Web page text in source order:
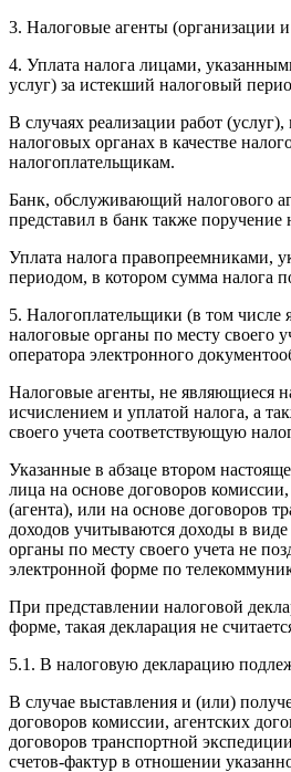
3. Налоговые агенты (организации
4. Уплата налога лицами,
услуг) за истекший налоговый
В случаях реализации работ
налоговых органах в качестве
налогоплательщикам.
Банк, обслуживающий налогового
представил в банк также поручение
Уплата налога правопреемниками,
периодом, в котором сумма налога
5. Налогоплательщики (в том числе
налоговые органы по месту своего
оператора электронного
Налоговые агенты, не являющиеся
исчислением и уплатой налога, а
своего учета соответствующую
Указанные в абзаце втором
лица на основе договоров
(агента), или на основе договоров
доходов учитываются доходы в
органы по месту своего учета не
электронной форме по
При представлении налоговой
форме, такая декларация не
5.1. В налоговую декларацию
В случае выставления и (или)
договоров комиссии, агентских
договоров транспортной
счетов-фактур в отношении